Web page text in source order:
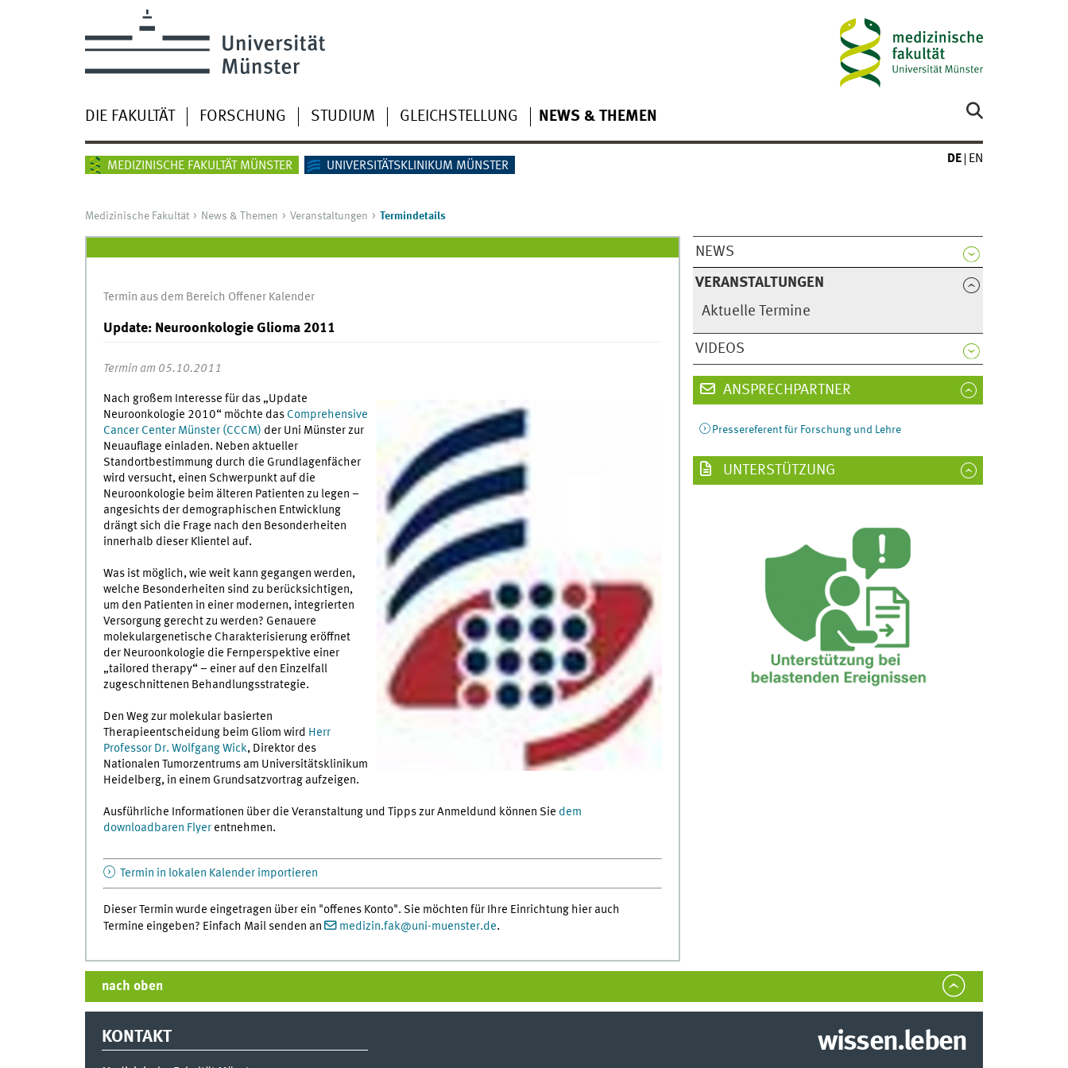
DIE FAKULTÄT FORSCHUNG STUDIUM GLEICHSTELLUNG NEWS & THEMEN
MEDIZINISCHE FAKULTÄT MÜNSTER UNIVERSITÄTSKLINIKUM MÜNSTER
DE EN
Medizinische Fakultät News & Themen Veranstaltungen Termindetails
NEWS
VERANSTALTUNGEN
Aktuelle Termine
VIDEOS
Termin aus dem Bereich Offener Kalender
Update: Neuroonkologie Glioma 2011
Termin am 05.10.2011
Nach großem Interesse für das „Update
Neuroonkologie 2010“ möchte das Comprehensive
Cancer Center Münster (CCCM) der Uni Münster zur
Neuauflage einladen. Neben aktueller
Standortbestimmung durch die Grundlagenfächer
wird versucht, einen Schwerpunkt auf die
Neuroonkologie beim älteren Patienten zu legen –
angesichts der demographischen Entwicklung
drängt sich die Frage nach den Besonderheiten
innerhalb dieser Klientel auf.
Was ist möglich, wie weit kann gegangen werden,
welche Besonderheiten sind zu berücksichtigen,
um den Patienten in einer modernen, integrierten
Versorgung gerecht zu werden? Genauere
molekulargenetische Charakterisierung eröffnet
der Neuroonkologie die Fernperspektive einer
„tailored therapy“ – einer auf den Einzelfall
zugeschnittenen Behandlungsstrategie.
Den Weg zur molekular basierten
Therapieentscheidung beim Gliom wird Herr
Professor Dr. Wolfgang Wick, Direktor des
Nationalen Tumorzentrums am Universitätsklinikum
Heidelberg, in einem Grundsatzvortrag aufzeigen.
Ausführliche Informationen über die Veranstaltung und Tipps zur Anmeldund können Sie dem
downloadbaren Flyerentnehmen.
Termin in lokalen Kalender importieren
Dieser Termin wurde eingetragen über ein "offenes Konto". Sie möchten für Ihre Einrichtung hier auch
Termine eingeben? Einfach Mail senden an
medizin.fak@uni-muenster.de.
ANSPRECHPARTNER
Pressereferent für Forschung und Lehre
UNTERSTÜTZUNG
nach oben
KONTAKT wissen.leben